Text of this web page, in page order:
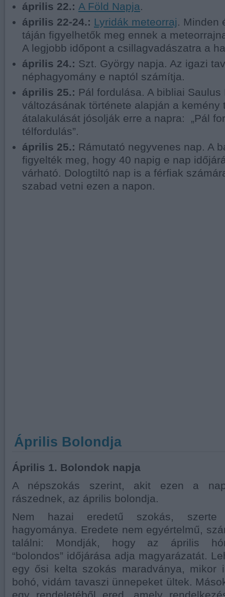
április 22.: A Föld Napja.
április 22-24.: Lyridák meteorraj. Minden
táján figyelhetők meg ennek a
A legjobb időpont a csillagvadászatra a
április 24.: Szt. György napja. Az igazi
néphagyomány e naptól számítja.
április 25.: Pál fordulása. A bibliai Saulus
változásának története alapján a kemény
átalakulását jósolják erre a napra: „Pál
télfordulás”.
április 25.: Rámutató negyvenes nap. A
figyelték meg, hogy 40 napig e nap
várható. Dologtiltó nap is a férfiak
szabad vetni ezen a napon.
Április Bolondja
Április 1. Bolondok napja
A népszokás szerint, akit ezen a
rászednek, az április bolondja.
Nem hazai eredetű szokás, szerte
hagyománya. Eredete nem egyértelmű,
találni: Mondják, hogy az április
“bolondos” időjárása adja magyarázatát.
egy ősi kelta szokás maradványa, mikor
bohó, vidám tavaszi ünnepeket ültek.